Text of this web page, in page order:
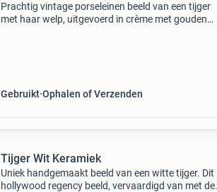
Prachtig vintage porseleinen beeld van een tijger
met haar welp, uitgevoerd in crème met gouden
Gebruikt Ophalen of Verzenden
Tijger Wit Keramiek
Uniek handgemaakt beeld van een witte tijger. Dit
hollywood regency beeld, vervaardigd van met de